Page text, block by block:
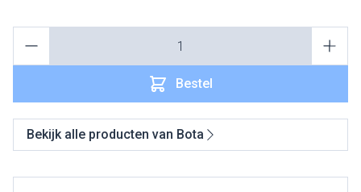
Bestel
Bekijk alle producten van Bota